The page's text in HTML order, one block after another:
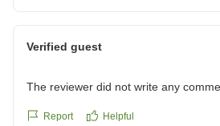
また福岡へお越しの際は是非当ホテ
Verified guest
The reviewer did not write any
Report Helpful